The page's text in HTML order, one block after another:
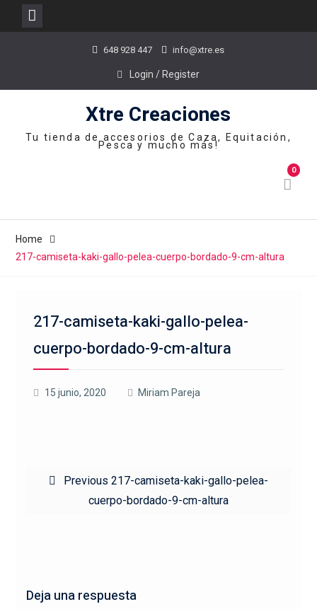
648 928 447 info@xtre.es
Login / Register
Xtre Creaciones
Tu tienda de accesorios de Caza, Equitación,
Pesca y mucho más!
0
Home
217-camiseta-kaki-gallo-pelea-cuerpo-bordado-9-cm-altura
217-camiseta-kaki-gallo-pelea-
cuerpo-bordado-9-cm-altura
15 junio, 2020 Miriam Pareja
Previous Previous
post:
217-camiseta-kaki-gallo-pelea-
cuerpo-bordado-9-cm-altura
Deja una respuesta